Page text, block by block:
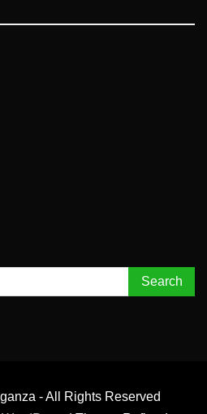
- All Rights Reserved